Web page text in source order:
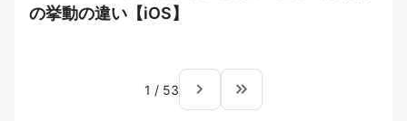
の挙動の違い【iOS】
1 / 53 navigate_next keyboard_double_arrow_right